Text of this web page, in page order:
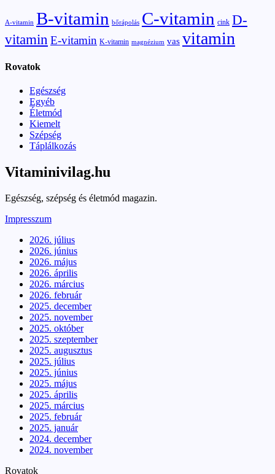
A-vitamin B-vitamin bőrápolás C-vitamin cink D-
vitamin E-vitamin K-vitamin magnézium vas vitamin
Rovatok
Egészség
Egyéb
Életmód
Kiemelt
Szépség
Táplálkozás
Vitaminivilag.hu
Egészség, szépség és életmód magazin.
Impresszum
2026. július
2026. június
2026. május
2026. április
2026. március
2026. február
2025. december
2025. november
2025. október
2025. szeptember
2025. augusztus
2025. július
2025. június
2025. május
2025. április
2025. március
2025. február
2025. január
2024. december
2024. november
Rovatok